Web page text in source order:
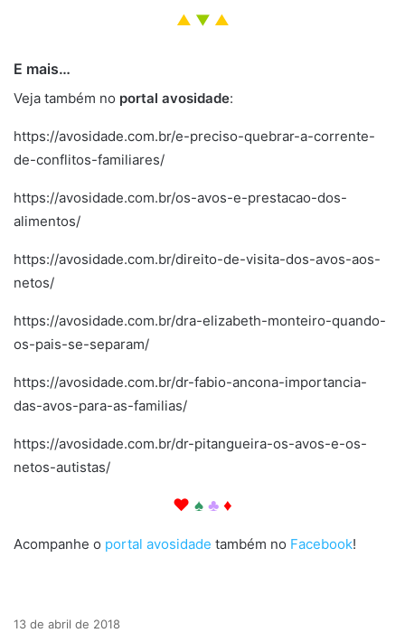
▲ ▼ ▲
E mais…
Veja também no portal avosidade:
https://avosidade.com.br/e-preciso-quebrar-a-corrente-
de-conflitos-familiares/
https://avosidade.com.br/os-avos-e-prestacao-dos-
alimentos/
https://avosidade.com.br/direito-de-visita-dos-avos-aos-
netos/
https://avosidade.com.br/dra-elizabeth-monteiro-quando-
os-pais-se-separam/
https://avosidade.com.br/dr-fabio-ancona-importancia-
das-avos-para-as-familias/
https://avosidade.com.br/dr-pitangueira-os-avos-e-os-
netos-autistas/
♥ ♠ ♣ ♦
Acompanhe o portal avosidade também no Facebook!
13 de abril de 2018